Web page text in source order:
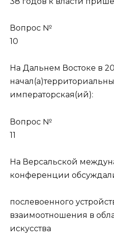
Вопрос №
10
На Дальнем Востоке в
императорская(ий):
Вопрос №
11
На Версальской
конференции
послевоенного
взаимоотношения в
искусства